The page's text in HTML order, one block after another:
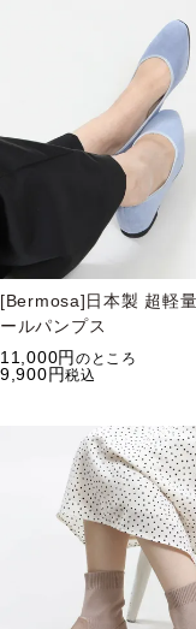
[Bermosa]日本製 超軽
ールパンプス
11,000
のところ
9,900 税込